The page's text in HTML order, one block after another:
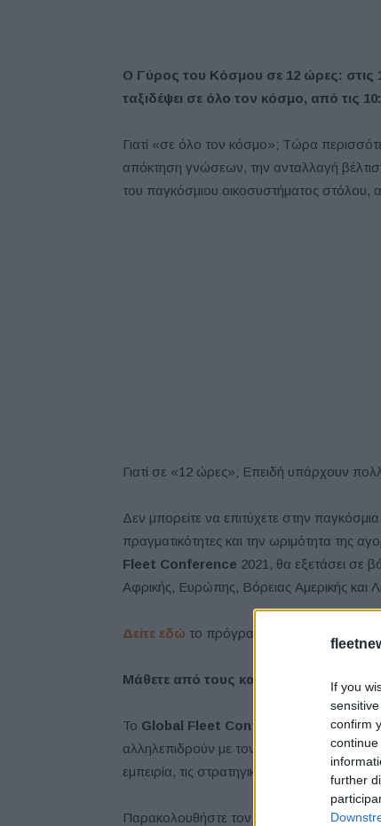
If you
confirm
further
Ο Γύρος του Κόσμου σε 12 ώρες: στις
ταξιδέψει σε όλο τον κόσμο, από τις
Γιατί «σε όλο τον κόσμο»; Τώρα
απόκτηση γνώσεων, την ανταλλαγή
του παγκόσμιου οικοσυστήματος
Γιατί σε «12 ώρες»; Επειδή υπάρχουν
Δεν μπορείτε να επιτύχετε στην
πραγματικότητες και την ωριμότητα της
Fleet Conference 2021, θα εξετάσει σε
Αφρικής, Ευρώπης, Βόρειας Αμερικής και
Δείτε εδώ το πρόγραμμα της εκδήλωσης.
Μάθετε από τους καλύτερους
Το Global Fleet Conference είναι μια
αλληλεπιδρούν με τον κλάδο του στόλου,
εμπειρία, τις στρατηγικές, τον δρόμο τους
Παρακολουθήστε τον Jean-Philippe